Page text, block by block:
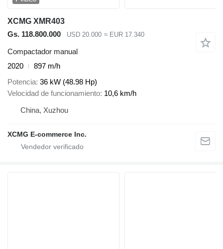
XCMG XMR403
Gs. 118.800.000
USD 20.000 ≈ EUR 17.340
Compactador manual
2020
897 m/h
Potencia 36 kW (48.98 Hp)
Velocidad de funcionamiento 10,6 km/h
China, Xuzhou
XCMG E-commerce Inc.